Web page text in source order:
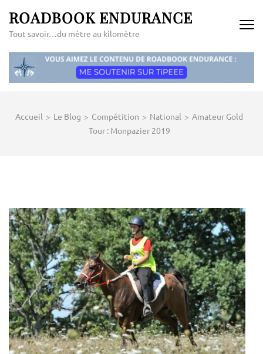
contenu
Entrée)
ROADBOOK ENDURANCE
Tout savoir…du mètre au kilomètre
Accueil > Le Blog > Compétition > National > Amateur Gold
Tour : Monpazier 2019